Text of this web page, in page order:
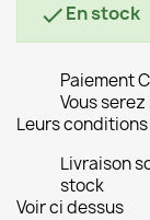
En stock
Paiement
Vous
Leurs
Livraison
stock
Voir ci dessus